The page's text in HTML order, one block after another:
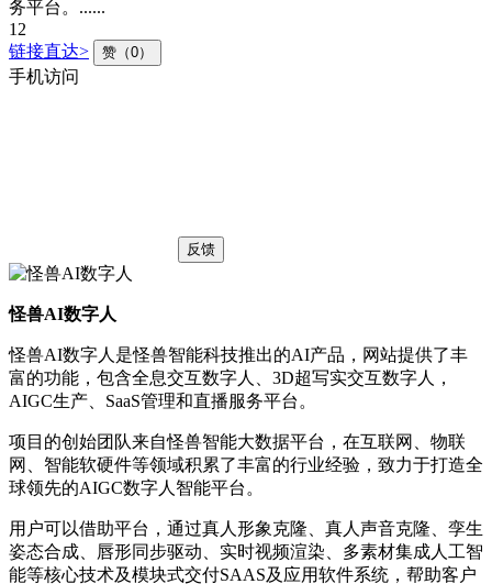
务平台。......
12
链接直达>
赞（0）
手机访问
反馈
怪兽AI数字人
怪兽AI数字人是怪兽智能科技推出的AI产品，网站提供了丰
富的功能，包含全息交互数字人、3D超写实交互数字人，
AIGC生产、SaaS管理和直播服务平台。
项目的创始团队来自怪兽智能大数据平台，在互联网、物联
网、智能软硬件等领域积累了丰富的行业经验，致力于打造全
球领先的AIGC数字人智能平台。
用户可以借助平台，通过真人形象克隆、真人声音克隆、孪生
姿态合成、唇形同步驱动、实时视频渲染、多素材集成人工智
能等核心技术及模块式交付SAAS及应用软件系统，帮助客户